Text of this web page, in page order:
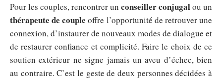
Pour les couples, rencontrer un conseiller conjugalou un
thérapeute de couple offre l’opportunité de retrouver une
connexion, d’instaurer de nouveaux modes de dialogue et
de restaurer confiance et complicité. Faire le choix de ce
soutien extérieur ne signe jamais un aveu d’échec, bien
au contraire. C’est le geste de deux personnes décidées à